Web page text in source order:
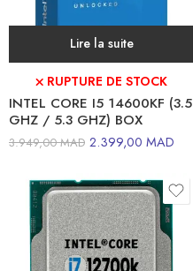
Lire la suite
⛌ RUPTURE DE STOCK
INTEL CORE I5 14600KF (3.5
GHZ / 5.3 GHZ) BOX
3.949,00MAD 2.399,00 MAD